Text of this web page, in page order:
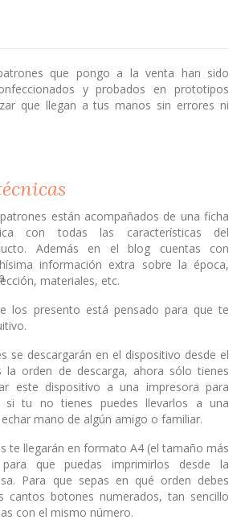
que pongo a la venta han sido
y probados en prototipos
que llegan a tus manos sin errores ni
están acompañados de una ficha
con todas las características del
Además en el blog cuentas con
información extra sobre la época,
materiales, etc.
los presento está pensado para que te
se descargarán en el dispositivo desde el
la orden de descarga, ahora sólo tienes
este dispositivo a una impresora para
si tu no tienes puedes llevarlos a una
mano de algún amigo o familiar.
te llegarán en formato A4 (el tamaño más
que puedas imprimirlos desde la
Para que sepas en qué orden debes
cantos botones numerados, tan sencillo
con el mismo número.